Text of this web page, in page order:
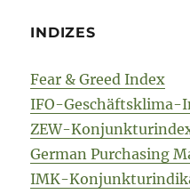
INDIZES
Fear & Greed Index
IFO-Geschäftsklima-
ZEW-
German Purchasing
IMK-